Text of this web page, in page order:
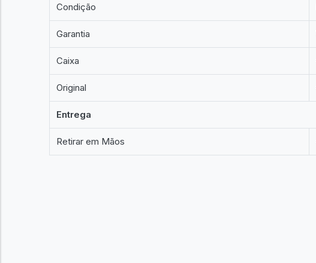
Condição
Garantia
Caixa
Original
Entrega
Retirar em Mãos